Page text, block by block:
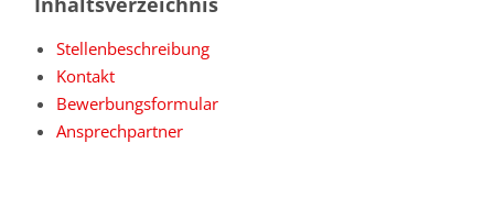
Stellenbeschreibung
Kontakt
Bewerbungsformular
Ansprechpartner